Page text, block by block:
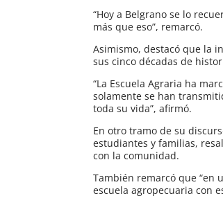
“Hoy a Belgrano se lo
más que eso”, remarcó.
Asimismo, destacó que la
sus cinco décadas de
“La Escuela Agraria ha
solamente se han
toda su vida”, afirmó.
En otro tramo de su
estudiantes y familias,
con la comunidad.
También remarcó que “en
escuela agropecuaria con